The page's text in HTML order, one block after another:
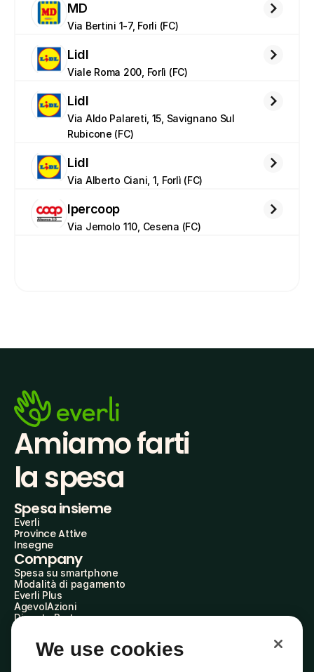
MD
Via Bertini 1-7, Forli (FC)
Lidl
Viale Roma 200, Forlì (FC)
Lidl
Via Aldo Palareti, 15, Savignano Sul
Rubicone (FC)
Lidl
Via Alberto Ciani, 1, Forlì (FC)
Ipercoop
Via Jemolo 110, Cesena (FC)
Amiamo farti
la spesa
Spesa insieme
Everli
Province Attive
Insegne
Company
Spesa su smartphone
Modalità di pagamento
Everli Plus
AgevolAzioni
Diventa Partner
Everli Shoppers
About Us
We use cookies